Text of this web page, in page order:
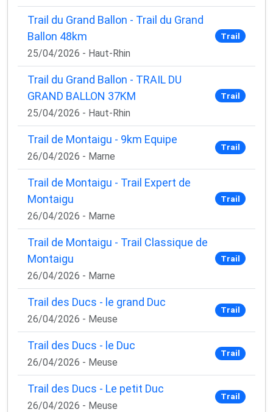
Trail du Grand Ballon - Trail du Grand
Ballon 48km
25/04/2026 - Haut-Rhin
Trail
Trail du Grand Ballon - TRAIL DU
GRAND BALLON 37KM
25/04/2026 - Haut-Rhin
Trail
Trail de Montaigu - 9km Equipe
26/04/2026 - Marne
Trail
Trail de Montaigu - Trail Expert de
Montaigu
26/04/2026 - Marne
Trail
Trail de Montaigu - Trail Classique de
Montaigu
26/04/2026 - Marne
Trail
Trail des Ducs - le grand Duc
26/04/2026 - Meuse
Trail
Trail des Ducs - le Duc
26/04/2026 - Meuse
Trail
Trail des Ducs - Le petit Duc
26/04/2026 - Meuse
Trail